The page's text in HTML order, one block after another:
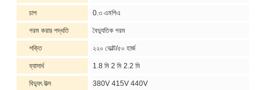
চাপ 0.৩ এমপিএ
গরম করার পদ্ধতি বৈদ্যুতিক গরম
শক্তি ২২০ ভোল্ট/৫০ হার্জ
ব্যাসার্ধ 1.8 মি 2 মি 2.2 মি
বিদ্যুৎ উত্স 380V 415V 440V